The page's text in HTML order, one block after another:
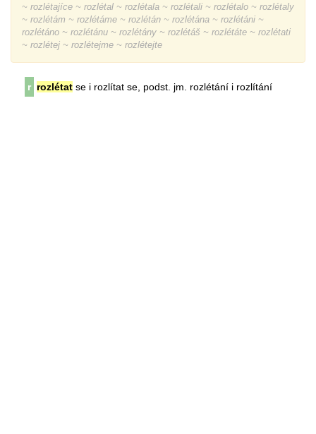
~ rozlétajíce ~ rozlétal ~ rozlétala ~ rozlétali ~ rozlétalo ~ rozlétaly
~ rozlétám ~ rozlétáme ~ rozlétán ~ rozlétána ~ rozlétáni ~
rozlétáno ~ rozlétánu ~ rozlétány ~ rozlétáš ~ rozlétáte ~ rozlétati
~ rozlétej ~ rozlétejme ~ rozlétejte
r rozlétat se i rozlítat se, podst. jm. rozlétání i rozlítání